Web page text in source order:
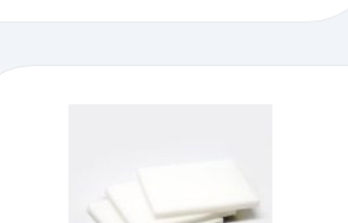
은 물론이고 높은 내충격성, 강력한 기
기 용매, 산, 염기에 대한 내성을 가지